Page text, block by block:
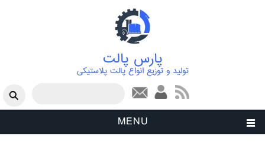
پارس پالت
تولید و توزیع انواع پالت پلاستیکی
فرم جستجو
MENU